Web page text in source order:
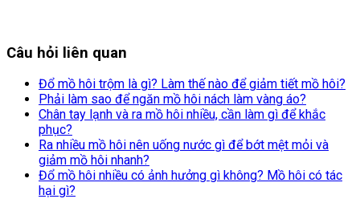
Câu hỏi liên quan
Đổ mồ hôi trộm là gì? Làm thế nào để giảm tiết mồ hôi?
Phải làm sao để ngăn mồ hôi nách làm vàng áo?
Chân tay lạnh và ra mồ hôi nhiều, cần làm gì để khắc
phục?
Ra nhiều mồ hôi nên uống nước gì để bớt mệt mỏi và
giảm mồ hôi nhanh?
Đổ mồ hôi nhiều có ảnh hưởng gì không? Mồ hôi có tác
hại gì?